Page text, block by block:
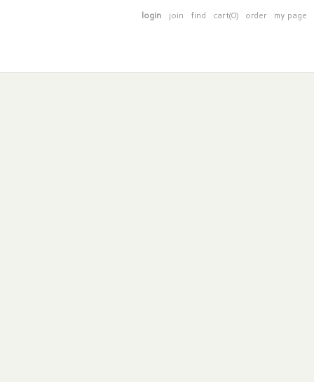
login join find cart(0) order my page